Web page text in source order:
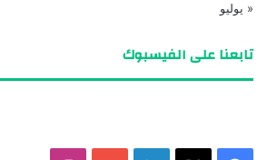
« يوليو
تابعنا على الفيسبوك